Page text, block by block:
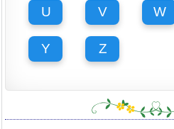
U V W
Y Z